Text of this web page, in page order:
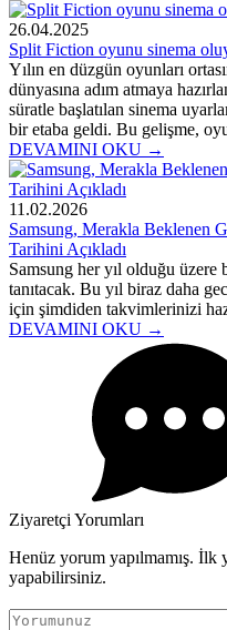
26.04.2025
Split Fiction oyunu sinema
Yılın en düzgün oyunları
dünyasına adım atmaya
süratle başlatılan sinema
bir etaba geldi. Bu gelişme,
DEVAMINI OKU →
11.02.2026
Samsung, Merakla Beklenen
Tarihini Açıkladı
Samsung her yıl olduğu
tanıtacak. Bu yıl biraz daha
için şimdiden takvimlerinizi
DEVAMINI OKU →
Ziyaretçi Yorumları
Henüz yorum yapılmamış. İlk
yapabilirsiniz.